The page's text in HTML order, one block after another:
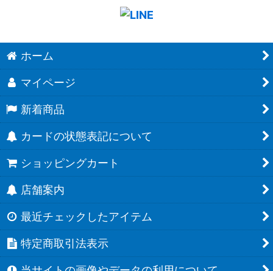
ホーム
マイページ
新着商品
カードの状態表記について
ショッピングカート
店舗案内
最近チェックしたアイテム
特定商取引法表示